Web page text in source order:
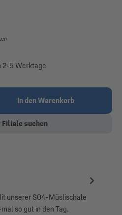
2-5 Werktage
gewünschten Wert ein
In den Warenkorb
Filiale suchen
unserer S04-Müslischale
so gut in den Tag.